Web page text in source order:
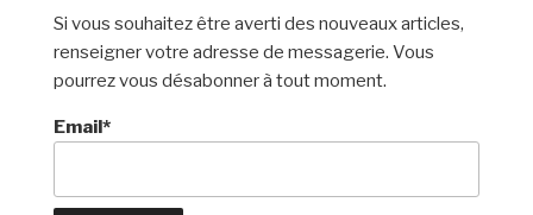
Si vous souhaitez être averti des nouveaux articles,
renseigner votre adresse de messagerie. Vous
pourrez vous désabonner à tout moment.
Email*